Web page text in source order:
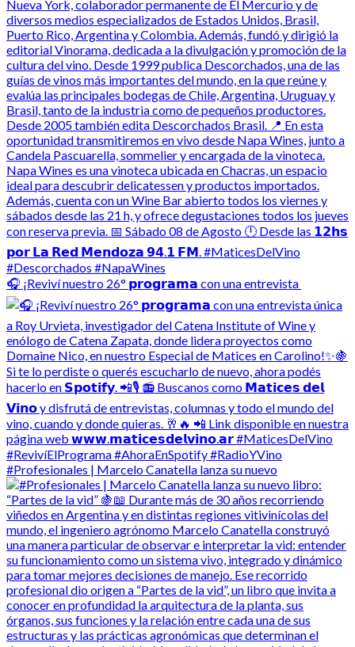
🎧 ¡Reviví nuestro 26° 𝗽𝗿𝗼𝗴𝗿𝗮𝗺𝗮 con una entrevista
#Profesionales | Marcelo Canatella lanza su nuevo